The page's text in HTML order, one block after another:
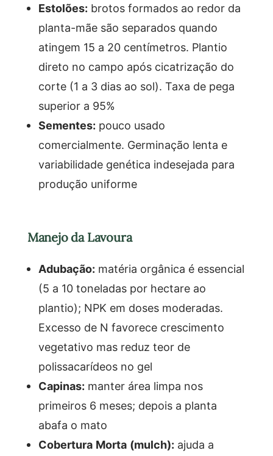
Estolões: brotos formados ao redor da
planta-mãe são separados quando
atingem 15 a 20 centímetros. Plantio
direto no campo após cicatrização do
corte (1 a 3 dias ao sol). Taxa de pega
superior a 95%
Sementes: pouco usado
comercialmente. Germinação lenta e
variabilidade genética indesejada para
produção uniforme
Manejo da Lavoura
Adubação: matéria orgânica é essencial
(5 a 10 toneladas por hectare ao
plantio); NPK em doses moderadas.
Excesso de N favorece crescimento
vegetativo mas reduz teor de
polissacarídeos no gel
Capinas: manter área limpa nos
primeiros 6 meses; depois a planta
abafa o mato
Cobertura Morta (mulch): ajuda a